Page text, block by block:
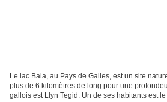
Le lac Bala, au Pays de Galles, est un site
plus de 6 kilomètres de long pour une
gallois est Llyn Tegid. Un de ses habitants est